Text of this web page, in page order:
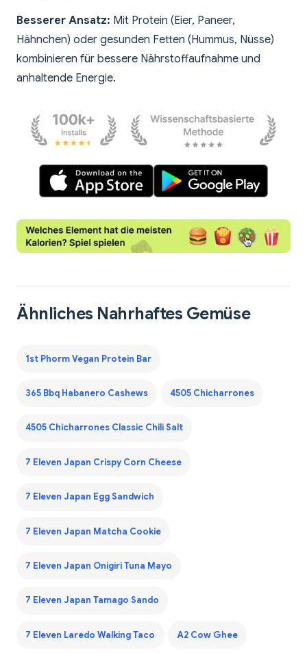
Besserer Ansatz: Mit Protein (Eier, Paneer,
Hähnchen) oder gesunden Fetten (Hummus, Nüsse)
kombinieren für bessere Nährstoffaufnahme und
anhaltende Energie.
Ähnliches Nahrhaftes Gemüse
1st Phorm Vegan Protein Bar
365 Bbq Habanero Cashews 4505 Chicharrones
4505 Chicharrones Classic Chili Salt
7 Eleven Japan Crispy Corn Cheese
7 Eleven Japan Egg Sandwich
7 Eleven Japan Matcha Cookie
7 Eleven Japan Onigiri Tuna Mayo
7 Eleven Japan Tamago Sando
7 Eleven Laredo Walking Taco A2 Cow Ghee